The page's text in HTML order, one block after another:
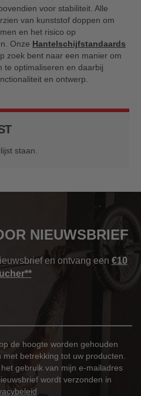
voor stabiliteit. Alle
van kunststof doppen om
en het risico op
Onze Hantelschijfstandaards
zoek bent naar een manier om
te optimaliseren en daarbij
en ontwerp.
staan.
NIEUWSBRIEF
en ontvang een €10
de hoogte worden gehouden
betrekking tot uw producten.
gebruik van mijn e-mailadres
wordt verzonden in